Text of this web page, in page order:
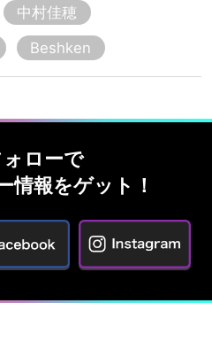
中村佳穂
Beshken
ォローで
情報をゲット！